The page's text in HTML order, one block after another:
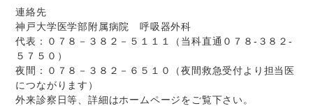
連絡先
神戸大学医学部附属病院 呼吸器外科
代表：０７８－３８２－５１１１（当科直通０７８-３８２-
５７５０）
夜間：０７８－３８２－６５１０（夜間救急受付より担当医
につながります）
外来診察日等、詳細はホームページをご覧下さい。